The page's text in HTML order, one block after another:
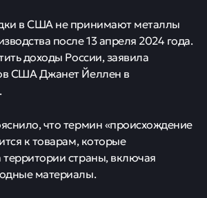
в США не принимают металлы
после 13 апреля 2024 года.
доходы России, заявила
США Джанет Йеллен в
.
что термин «происхождение
к товарам, которые
страны, включая
материалы.